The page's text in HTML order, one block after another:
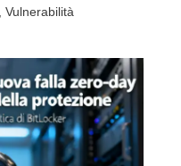
Vulnerabilità